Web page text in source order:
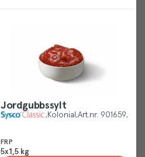
Jordgubbssylt
Kolonial Art.nr. 901659
FRP
5x1,5 kg